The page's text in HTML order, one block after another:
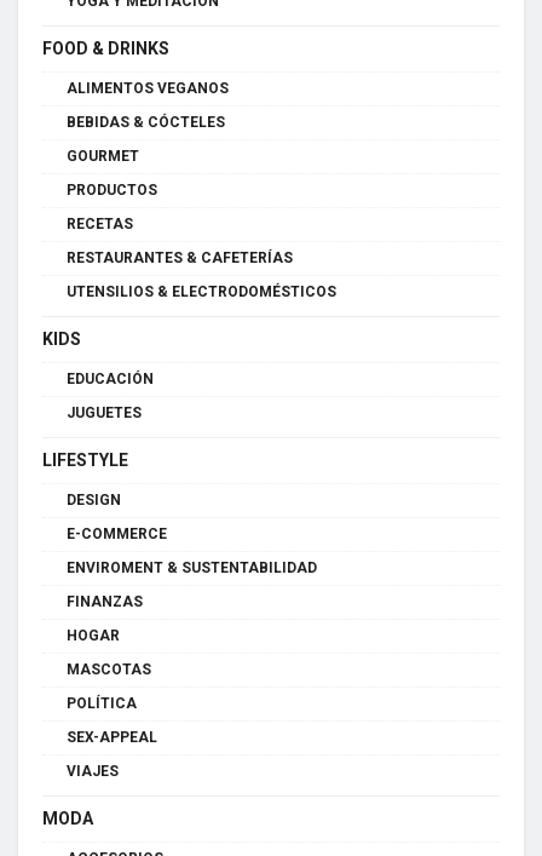
FOOD & DRINKS
ALIMENTOS VEGANOS
BEBIDAS & CÓCTELES
GOURMET
PRODUCTOS
RECETAS
RESTAURANTES & CAFETERÍAS
UTENSILIOS & ELECTRODOMÉSTICOS
KIDS
EDUCACIÓN
JUGUETES
LIFESTYLE
DESIGN
E-COMMERCE
ENVIROMENT & SUSTENTABILIDAD
FINANZAS
HOGAR
MASCOTAS
POLÍTICA
SEX-APPEAL
VIAJES
MODA